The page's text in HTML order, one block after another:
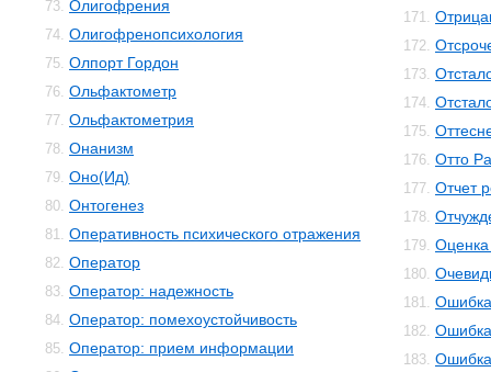
73. Олигофрения
74. Олигофренопсихология
75. Олпорт Гордон
76. Ольфактометр
77. Ольфактометрия
78. Онанизм
79. Оно(Ид)
80. Онтогенез
81. Оперативность психического отражения
82. Оператор
83. Оператор: надежность
84. Оператор: помехоустойчивость
85. Оператор: прием информации
171.
172.
173.
174.
175.
176. Отто
177. Отчет
178.
179. Оценка
180.
181. Ошибка
182.
183.